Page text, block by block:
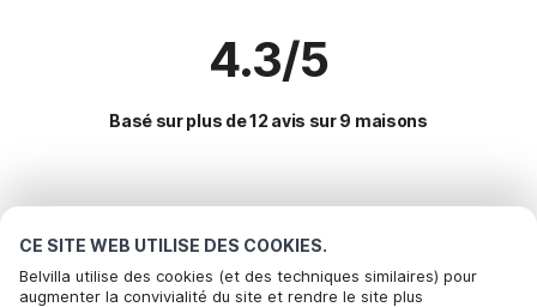
CE SITE WEB UTILISE DES COOKIES.
Belvilla utilise des cookies (et des techniques similaires) pour
augmenter la convivialité du site et rendre le site plus
4.3/5
Basé sur plus de 12 avis sur 9 maisons
vacances
Commodités populaires pour les vacances en Alentejo